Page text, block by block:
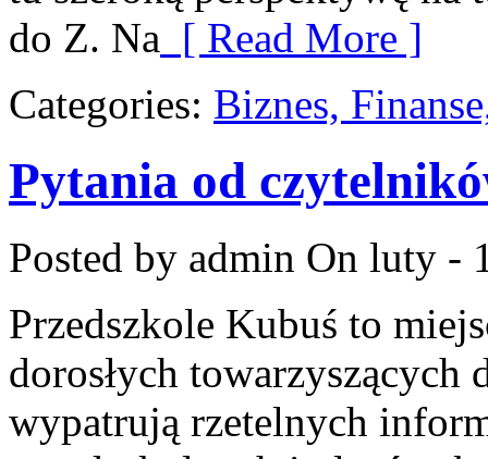
do Z. Na [ Read More ]
Categories: Biznes,
Pytania od
Posted by admin On luty -
Przedszkole Kubuś to
dorosłych
wypatrują rzetelnych